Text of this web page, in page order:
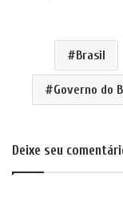
Brasil
Governo do
Deixe seu